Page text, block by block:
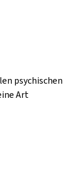
psychischen
Art